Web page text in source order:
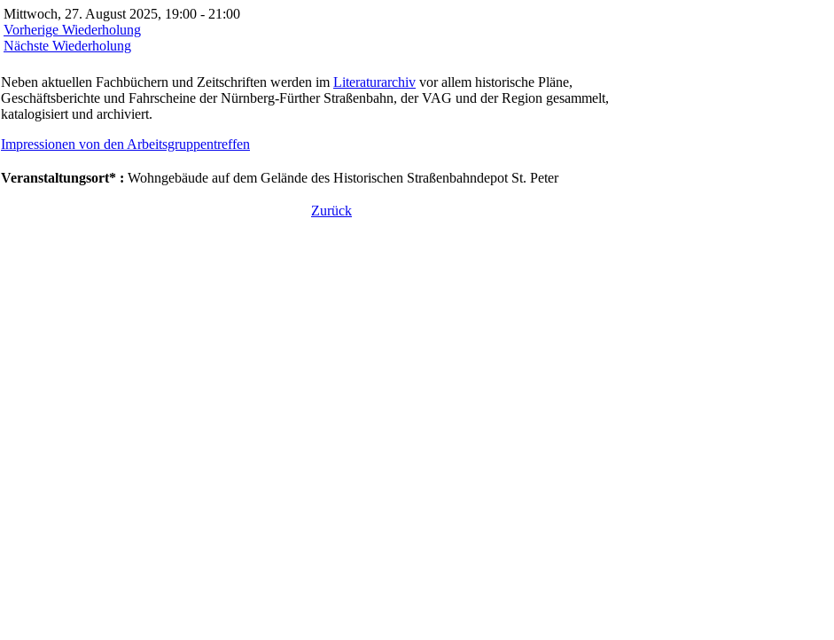
Mittwoch, 27. August 2025, 19:00 - 21:00
Vorherige Wiederholung
Nächste Wiederholung
Neben aktuellen Fachbüchern und Zeitschriften werden im Literaturarchiv vor allem historische Pläne,
Geschäftsberichte und Fahrscheine der Nürnberg-Fürther Straßenbahn, der VAG und der Region gesammelt,
katalogisiert und archiviert.
Impressionen von den Arbeitsgruppentreffen
Veranstaltungsort* : Wohngebäude auf dem Gelände des Historischen Straßenbahndepot St. Peter
Zurück